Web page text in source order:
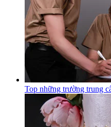
Top những trường trung